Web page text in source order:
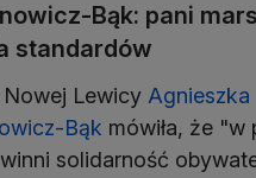
Bąk: pani
standardów
Nowej Lewicy Agnieszka
Bąk mówiła, że "w
solidarność